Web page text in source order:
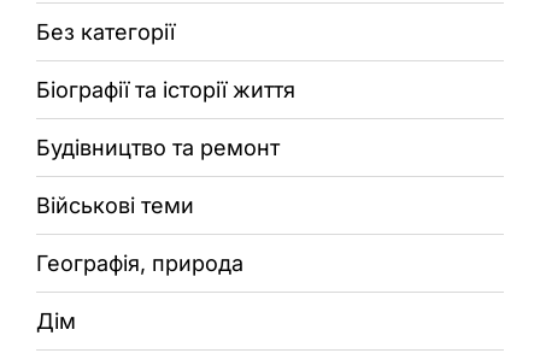
Без категорії
Біографії та історії життя
Будівництво та ремонт
Військові теми
Географія, природа
Дім